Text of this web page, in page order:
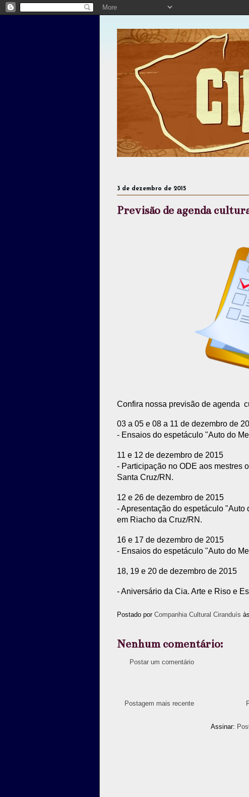
3 de dezembro de 2015
Previsão de agenda
Confira nossa previsão de agenda
03 a 05 e 08 a 11 de dezembro de
- Ensaios do espetáculo "Auto do
11 e 12 de dezembro de 2015
- Participação no ODE aos mestres
Santa Cruz/RN.
12 e 26 de dezembro de 2015
- Apresentação do espetáculo
em Riacho da Cruz/RN.
16 e 17 de dezembro de 2015
- Ensaios do espetáculo "Auto do
18, 19 e 20 de dezembro de 2015
- Aniversário da Cia. Arte e Riso e
Postado por Companhia Cultural Ciranduís às
Nenhum comentário:
Postar um comentário
Postagem mais recente
Assinar: